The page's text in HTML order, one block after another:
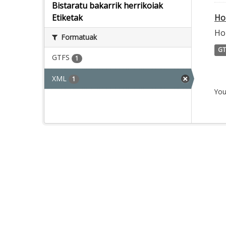
Bistaratu bakarrik herrikoiak
Etiketak
Formatuak
GTFS 1
XML 1